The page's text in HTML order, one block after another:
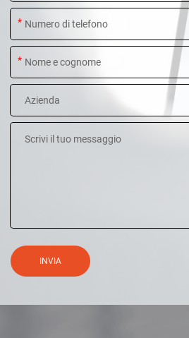
*
*
INVIA